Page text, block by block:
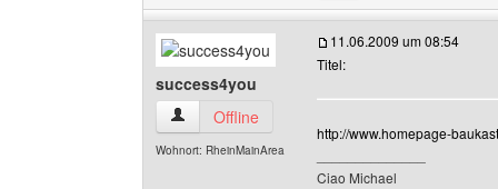
success4you
success4you Benutzer-Profile anzeigen
Offline
Wohnort: RheinMainArea
11.06.2009 um 08:54
Titel:
http://www.homepage-
Ciao Michael